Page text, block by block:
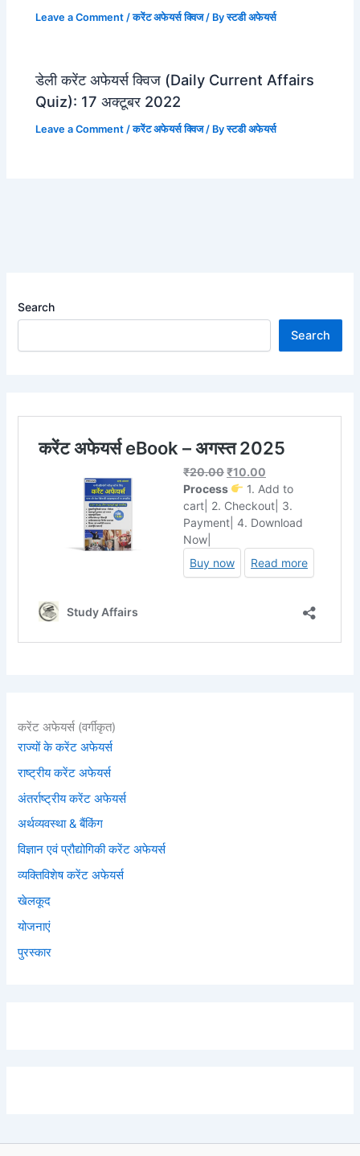
Leave a Comment /करेंट अफेयर्स क्विज/ Byस्टडी अफेयर्स
डेली करेंट अफेयर्स क्विज (Daily Current Affairs
Quiz): 17 अक्टूबर 2022
Leave a Comment /करेंट अफेयर्स क्विज/ Byस्टडी अफेयर्स
Search
Search
करेंट अफेयर्स (वर्गीकृत)
राज्यों के करेंट अफेयर्स
राष्ट्रीय करेंट अफेयर्स
अंतर्राष्ट्रीय करेंट अफेयर्स
अर्थव्यवस्था & बैंकिंग
विज्ञान एवं प्रौद्योगिकी करेंट अफेयर्स
व्यक्तिविशेष करेंट अफेयर्स
खेलकूद
योजनाएं
पुरस्कार